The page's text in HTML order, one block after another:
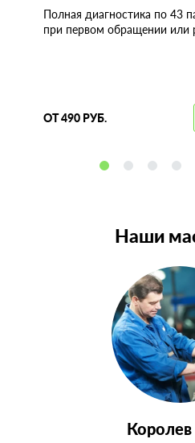
Полная диагностика по 43
при первом обращении или
ОТ 490 РУБ.
Наши